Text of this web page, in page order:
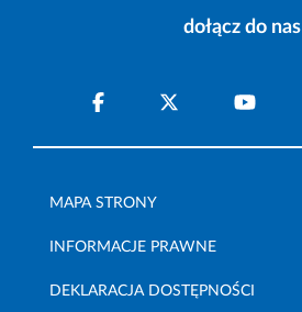
dołącz do nas
MAPA STRONY
INFORMACJE PRAWNE
DEKLARACJA DOSTĘPNOŚCI